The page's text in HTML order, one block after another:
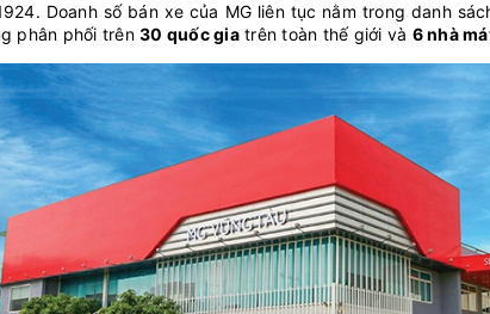
Doanh số bán xe của MG liên tục nằm trong danh
phân phối trên 30 quốc giatrên toàn thế giới và 6 nhà